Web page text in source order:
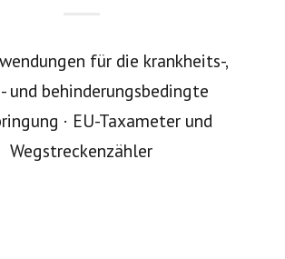
für die krankheits-,
und behinderungsbedingte
· EU-Taxameter und
Wegstreckenzähler